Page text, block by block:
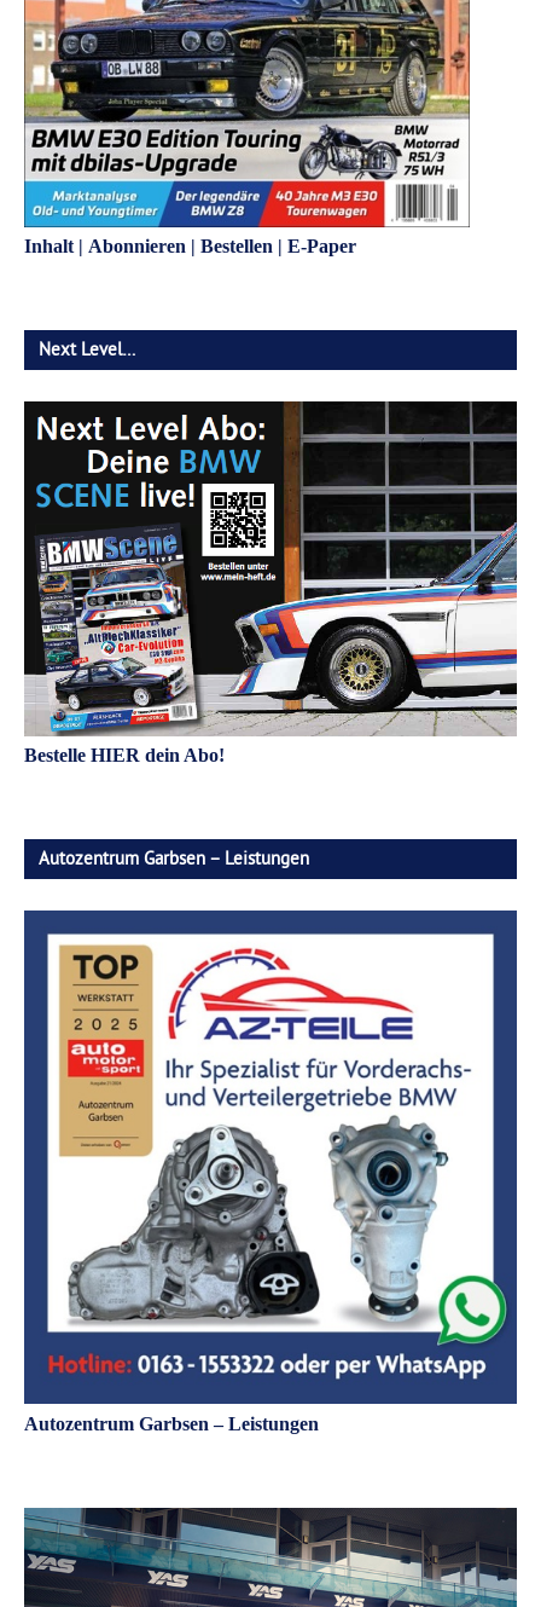
Inhalt | Abonnieren | Bestellen | E-Paper
Next Level…
Bestelle HIER dein Abo!
Autozentrum Garbsen – Leistungen
Autozentrum Garbsen – Leistungen